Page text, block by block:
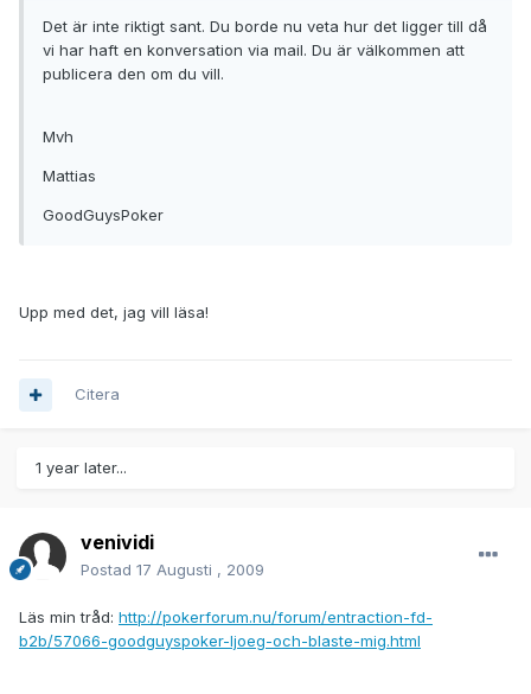
Det är inte riktigt sant. Du borde nu veta hur det ligger till då
vi har haft en konversation via mail. Du är välkommen att
publicera den om du vill.
Mvh
Mattias
GoodGuysPoker
Upp med det, jag vill läsa!
Citera
1 year later...
venividi
Postad 17 Augusti , 2009
Läs min tråd: http://pokerforum.nu/forum/entraction-fd-
b2b/57066-goodguyspoker-ljoeg-och-blaste-mig.html